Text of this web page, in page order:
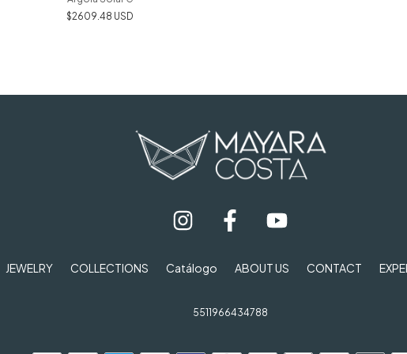
$2609.48 USD
JEWELRY COLLECTIONS Catálogo ABOUT US CONTACT
5511966434788